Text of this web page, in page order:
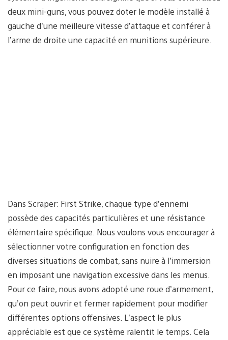
deux mini-guns, vous pouvez doter le modèle installé à
gauche d’une meilleure vitesse d’attaque et conférer à
l’arme de droite une capacité en munitions supérieure.
Dans Scraper: First Strike, chaque type d’ennemi
possède des capacités particulières et une résistance
élémentaire spécifique. Nous voulons vous encourager à
sélectionner votre configuration en fonction des
diverses situations de combat, sans nuire à l’immersion
en imposant une navigation excessive dans les menus.
Pour ce faire, nous avons adopté une roue d’armement,
qu’on peut ouvrir et fermer rapidement pour modifier
différentes options offensives. L’aspect le plus
appréciable est que ce système ralentit le temps. Cela